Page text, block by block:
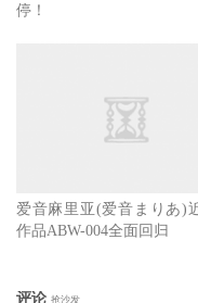
停！
爱音麻里亚(爱音まりあ)
作品ABW-004全面回归
评论 抢沙发